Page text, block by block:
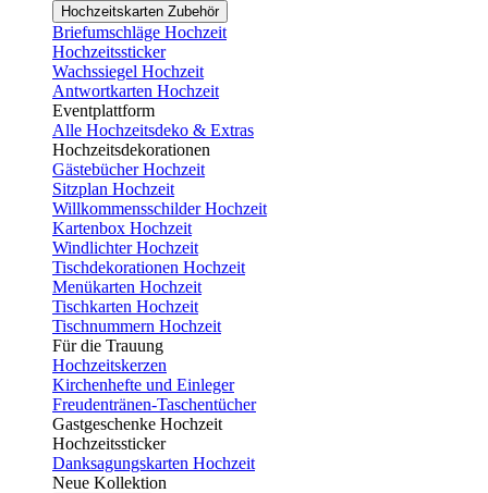
Hochzeitskarten Zubehör
Briefumschläge Hochzeit
Hochzeitssticker
Wachssiegel Hochzeit
Antwortkarten Hochzeit
Eventplattform
Alle Hochzeitsdeko & Extras
Hochzeitsdekorationen
Gästebücher Hochzeit
Sitzplan Hochzeit
Willkommensschilder Hochzeit
Kartenbox Hochzeit
Windlichter Hochzeit
Tischdekorationen Hochzeit
Menükarten Hochzeit
Tischkarten Hochzeit
Tischnummern Hochzeit
Für die Trauung
Hochzeitskerzen
Kirchenhefte und Einleger
Freudentränen-Taschentücher
Gastgeschenke Hochzeit
Hochzeitssticker
Danksagungskarten Hochzeit
Neue Kollektion